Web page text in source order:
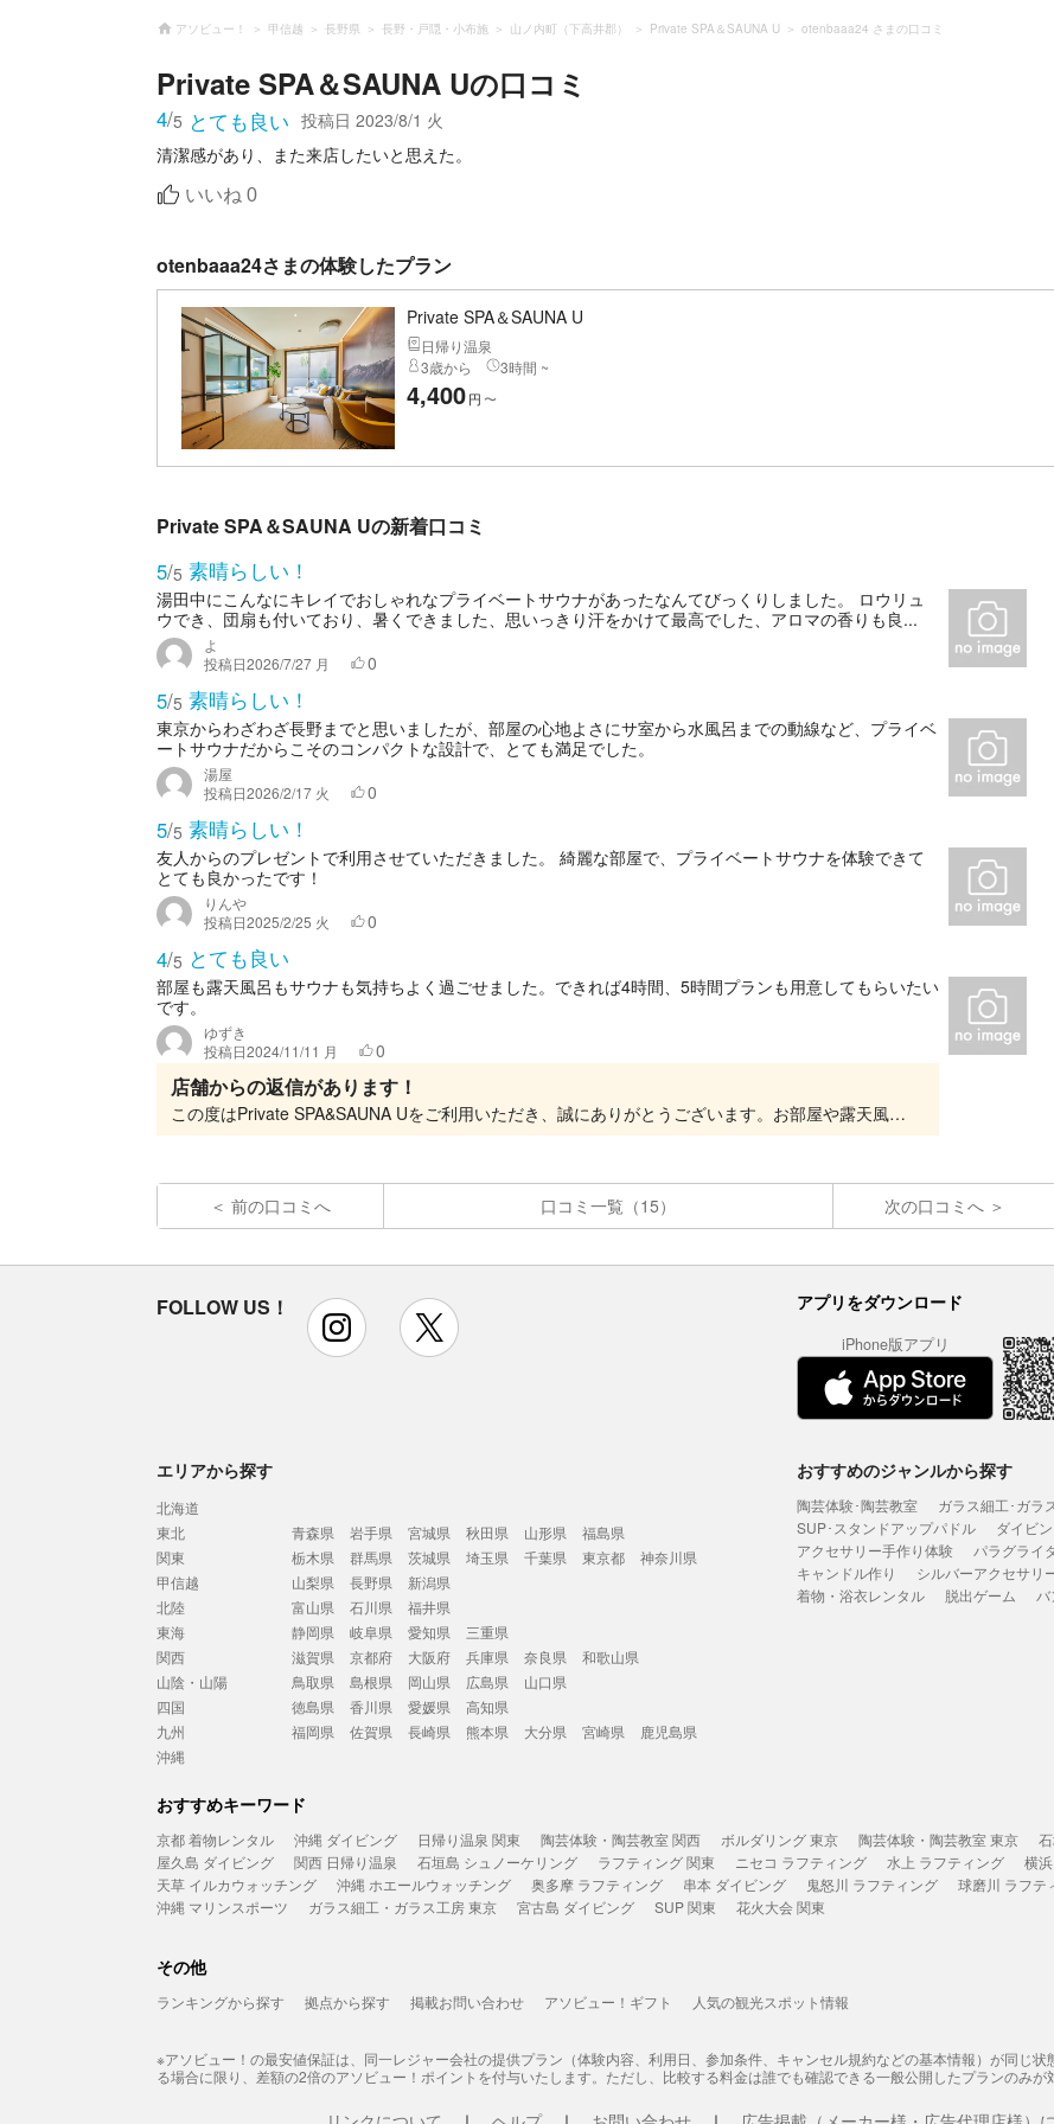
アソビュー！ 甲信越 長野県 長野・戸隠・小布施 山ノ内町（下高井郡） Private SPA＆SAUNA U otenbaaa24 さまの口コミ
Private SPA＆SAUNA Uの口コミ
4/5 とても良い 投稿日 2023/8/1 火
いいね 0
otenbaaa24さまの体験したプラン
Private SPA＆SAUNA U
日帰り温泉
3歳から
3時間 ~
4,400円 〜
Private SPA＆SAUNA Uの新着口コミ
5/5 素晴らしい！
湯田中にこんなにキレイでおしゃれなプライベートサウナがあったなんてびっくりしました。 ロウリュ
ウでき、団扇も付いており、暑くできました、思いっきり汗をかけて最高でした、アロマの香りも良...
よ
投稿日2026/7/27 月 0
5/5 素晴らしい！
東京からわざわざ長野までと思いましたが、部屋の心地よさにサ室から水風呂までの動線など、プライベ
ートサウナだからこそのコンパクトな設計で、とても満足でした。
湯屋
投稿日2026/2/17 火 0
5/5 素晴らしい！
友人からのプレゼントで利用させていただきました。 綺麗な部屋で、プライベートサウナを体験できて
とても良かったです！
りんや
投稿日2025/2/25 火 0
4/5 とても良い
部屋も露天風呂もサウナも気持ちよく過ごせました。できれば4時間、5時間プランも用意してもらいたい
です。
ゆずき
投稿日2024/11/11 月 0
店舗からの返信があります！
この度はPrivate SPA&SAUNA Uをご利用いただき、誠にありがとうございます。お部屋や露天風呂、サウナで快適にお過ごしいただけたとのこと、嬉しく拝見いたしました。4時間や5...
前の口コミへ 口コミ一覧（15） 次の口コミへ
FOLLOW US！ instagram アプリをダウンロード
iPhone版アプリ
エリアから探す
北海道
東北
青森県 岩手県 宮城県 秋田県 山形県
福島県
関東
栃木県 群馬県 茨城県 埼玉県 千葉県 東京都
神奈川県
甲信越
山梨県 長野県
新潟県
北陸
富山県 石川県
福井県
東海
静岡県 岐阜県 愛知県
三重県
関西
滋賀県 京都府 大阪府 兵庫県 奈良県
和歌山県
山陰・山陽
鳥取県 島根県 岡山県 広島県
山口県
四国
徳島県 香川県 愛媛県
高知県
九州
福岡県 佐賀県 長崎県 熊本県 大分県 宮崎県
鹿児島県
沖縄
おすすめのジャンルから探す
陶芸体験･陶芸教室 ガラス細工･ガラ
SUP･スタンドアップパドル
ダイビ
アクセサリー手作り体験
パラグライ
キャンドル作り
シルバーアクセサリ
着物・浴衣レンタル
脱出ゲーム
おすすめキーワード
京都 着物レンタル 沖縄 ダイビング 日帰り温泉 関東 陶芸体験・陶芸教室 関西 ボルダリング 東京 陶芸体験・陶芸教室 東京
屋久島 ダイビング
関西 日帰り温泉 石垣島 シュノーケリング ラフティング 関東 ニセコ ラフティング 水上 ラフティング 横
天草 イルカウォッチング
沖縄 ホエールウォッチング 奥多摩 ラフティング 串本 ダイビング 鬼怒川 ラフティング 球磨川 ラフテ
沖縄 マリンスポーツ
ガラス細工・ガラス工房 東京 宮古島 ダイビング SUP 関東 花火大会 関東
その他
ランキングから探す 拠点から探す 掲載お問い合わせ アソビュー！ギフト 人気の観光スポット情報
※アソビュー！の最安値保証は、同一レジャー会社の提供プラン（体験内容、利用日、参加条件、キャンセル規約などの基本情報）が同じ
る場合に限り、差額の2倍のアソビュー！ポイントを付与いたします。ただし、比較する料金は誰でも確認できる一般公開したプランのみが